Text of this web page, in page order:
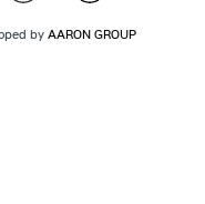
by AARON GROUP